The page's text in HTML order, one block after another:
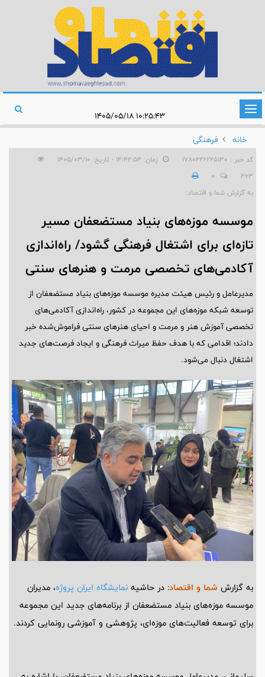
تغییر
وضعیت
ناوبری
خانه
فرهنگی
کد خبر : 1780226225130
زمان: ۱۴:۴۲:۵۴ - تاریخ: ۱۴۰۵/۰۳/۱۰
463
0
به گزارش شما و اقتصاد:
موسسه موزه‌های بنیاد مستضعفان مسیر
تازه‌ای برای اشتغال فرهنگی گشود/ راه‌اندازی
آکادمی‌های تخصصی مرمت و هنرهای سنتی
مدیرعامل و رئیس هیئت مدیره موسسه موزه‌های بنیاد مستضعفان از
توسعه شبکه موزه‌های این مجموعه در کشور، راه‌اندازی آکادمی‌های
تخصصی آموزش هنر و مرمت و احیای هنرهای سنتی فراموش‌شده خبر
دادند؛ اقدامی که با هدف حفظ میراث فرهنگی و ایجاد فرصت‌های جدید
اشتغال دنبال می‌شود.
به گزارش شما و اقتصاد: در حاشیه نمایشگاه ایران پروژه، مدیران
موسسه موزه‌های بنیاد مستضعفان از برنامه‌های جدید این مجموعه
برای توسعه فعالیت‌های موزه‌ای، پژوهشی و آموزشی رونمایی کردند.